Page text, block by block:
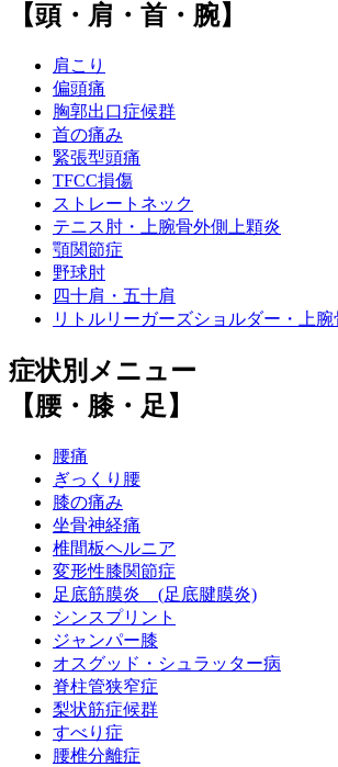
【頭・肩・首・腕】
肩こり
偏頭痛
胸郭出口症候群
首の痛み
緊張型頭痛
TFCC損傷
ストレートネック
テニス肘・上腕骨外側上顆炎
顎関節症
野球肘
四十肩・五十肩
リトルリーガーズショルダー・上
症状別メニュー
【腰・膝・足】
腰痛
ぎっくり腰
膝の痛み
坐骨神経痛
椎間板ヘルニア
変形性膝関節症
足底筋膜炎 (足底腱膜炎)
シンスプリント
ジャンパー膝
オスグッド・シュラッター病
脊柱管狭窄症
梨状筋症候群
すべり症
腰椎分離症